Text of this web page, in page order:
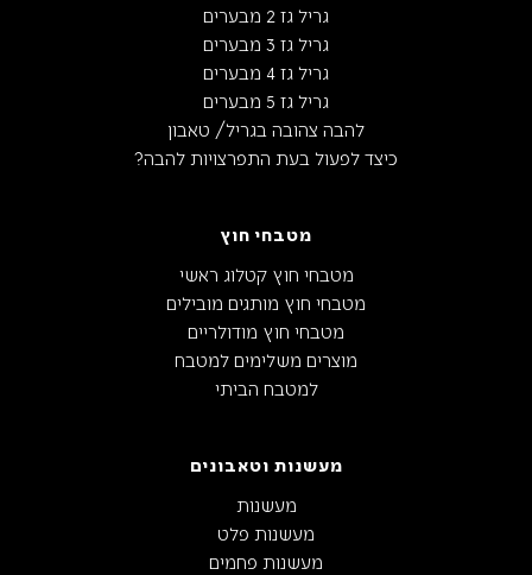
גריל גז 2 מבערים
גריל גז 3 מבערים
גריל גז 4 מבערים
גריל גז 5 מבערים
להבה צהובה בגריל/ טאבון
כיצד לפעול בעת התפרצויות להבה?
מטבחי חוץ
מטבחי חוץ קטלוג ראשי
מטבחי חוץ מותגים מובילים
מטבחי חוץ מודולריים
מוצרים משלימים למטבח
למטבח הביתי
מעשנות וטאבונים
מעשנות
מעשנות פלט
מעשנות פחמים